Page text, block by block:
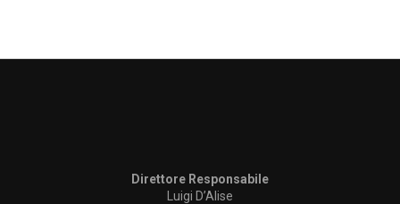
Direttore Responsabile
Luigi D’Alise